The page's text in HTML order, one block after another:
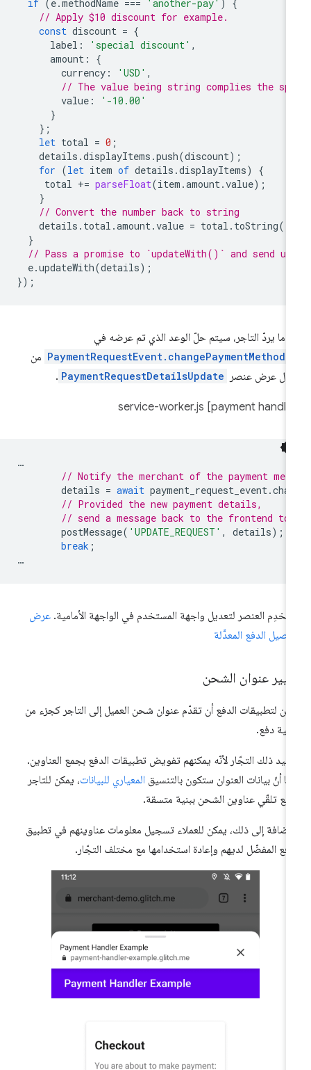
if (e.methodName === 'another-pay'
// Apply $10 discount for example.
const discount
label : 'special discount'
amount
currency : 'USD'
// The value being string complies the
value : '-10.00'
let total =
details.displayItems.push(discount
for ( let item of details.displayItems
total += parseFloat(item.amount.value
// Convert the number back to string
details.total.amount.value = total.toString
// Pass a promise to `updateWith()` and send
e.updateWith(details
يردّ التاجر، سيتم حلّ الوعد الذي تم عرضه في
من
عرض عنصر PaymentRequestDetailsUpdate
.
// Notify the merchant of the payment
details
= await payment_request_event.
// Provided the new payment details,
// send a message back to the frontend to
postMessage('UPDATE_REQUEST', details
break
العنصر لتعديل واجهة المستخدم في الواجهة الأمامية.عرض
الدفع المعدَّلة
عنوان الشحن
لتطبيقات الدفع أن تقدّم عنوان شحن العميل إلى التاجر كجزء من
دفع.
ذلك التجّار لأنّه يمكنهم تفويض تطبيقات الدفع بجمع العناوين.
أنّ بيانات العنوان ستكون بالتنسيقالمعياري للبيانات، يمكن للتاجر
تلقّي عناوين الشحن ببنية متسقة.
إلى ذلك، يمكن للعملاء تسجيل معلومات عناوينهم في تطبيق
المفضّل لديهم وإعادة استخدامها مع مختلف التجّار.